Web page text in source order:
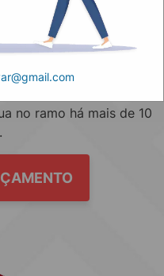
no ramo há mais de 10